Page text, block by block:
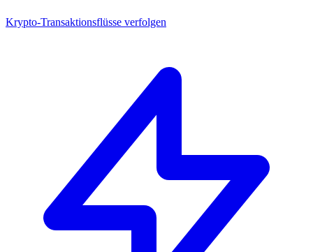
Krypto-Transaktionsflüsse verfolgen